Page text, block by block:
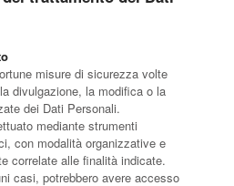
misure di sicurezza volte
divulgazione, la modifica o la
dei Dati Personali.
mediante strumenti
con modalità organizzative e
correlate alle finalità indicate.
casi, potrebbero avere accesso